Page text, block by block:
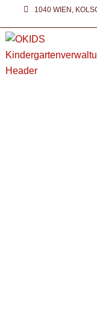
springen
1040 WIEN,